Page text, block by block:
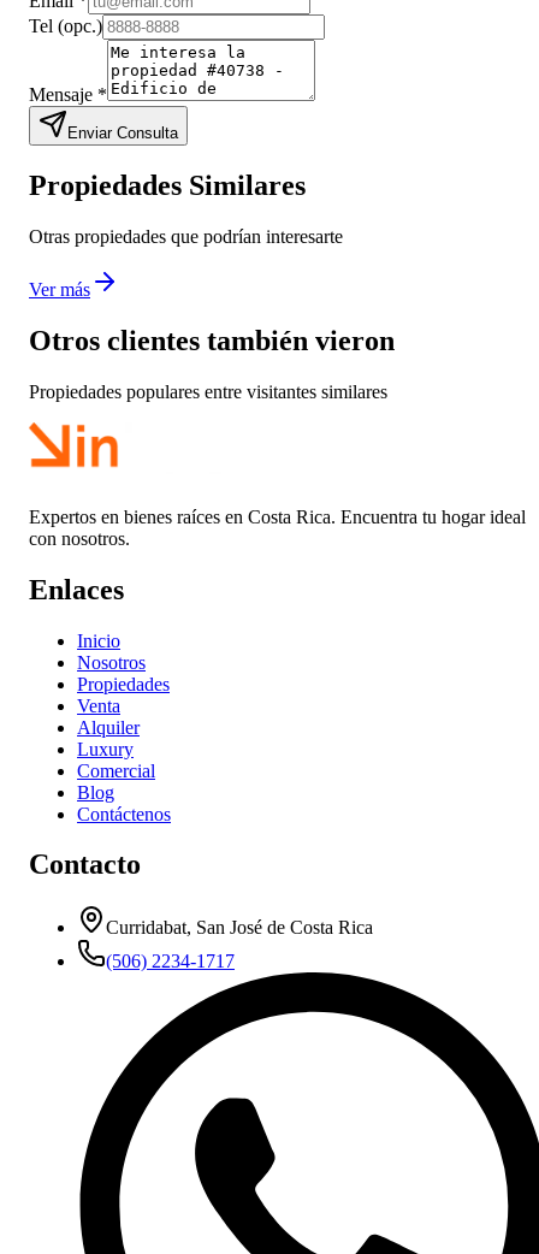
Tel (opc.)
Mensaje *
Enviar Consulta
Propiedades Similares
Otras propiedades que podrían interesarte
Ver más
Otros clientes también vieron
Propiedades populares entre visitantes similares
Expertos en bienes raíces en Costa Rica. Encuentra tu hogar ideal
con nosotros.
Enlaces
Inicio
Nosotros
Propiedades
Venta
Alquiler
Luxury
Comercial
Blog
Contáctenos
Contacto
Curridabat, San José de Costa Rica
(506) 2234-1717